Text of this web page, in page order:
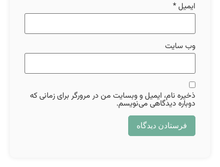
ایمیل*
وب‌ سایت
ذخیره نام، ایمیل و وبسایت من در مرورگر برای زمانی که
دوباره دیدگاهی می‌نویسم.